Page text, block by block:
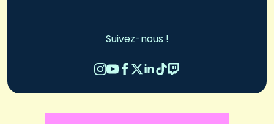
Suivez-nous !